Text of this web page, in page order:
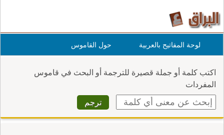
لوحة المفاتيح بالعربية حول القاموس
اكتب كلمة أو جملة قصيرة للترجمة أو البحث في قاموس
المفردات